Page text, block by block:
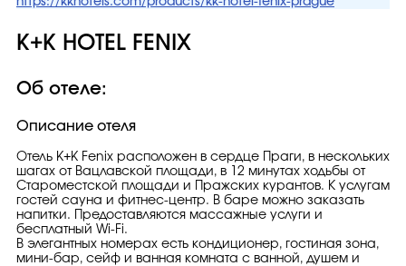
K+K HOTEL FENIX
Об отеле:
Описание отеля
Отель K+K Fenix расположен в сердце Праги, в нескольких
шагах от Вацлавской площади, в 12 минутах ходьбы от
Староместской площади и Пражских курантов. К услугам
гостей сауна и фитнес-центр. В баре можно заказать
напитки. Предоставляются массажные услуги и
бесплатный Wi-Fi.
В элегантных номерах есть кондиционер, гостиная зона,
мини-бар, сейф и ванная комната с ванной, душем и